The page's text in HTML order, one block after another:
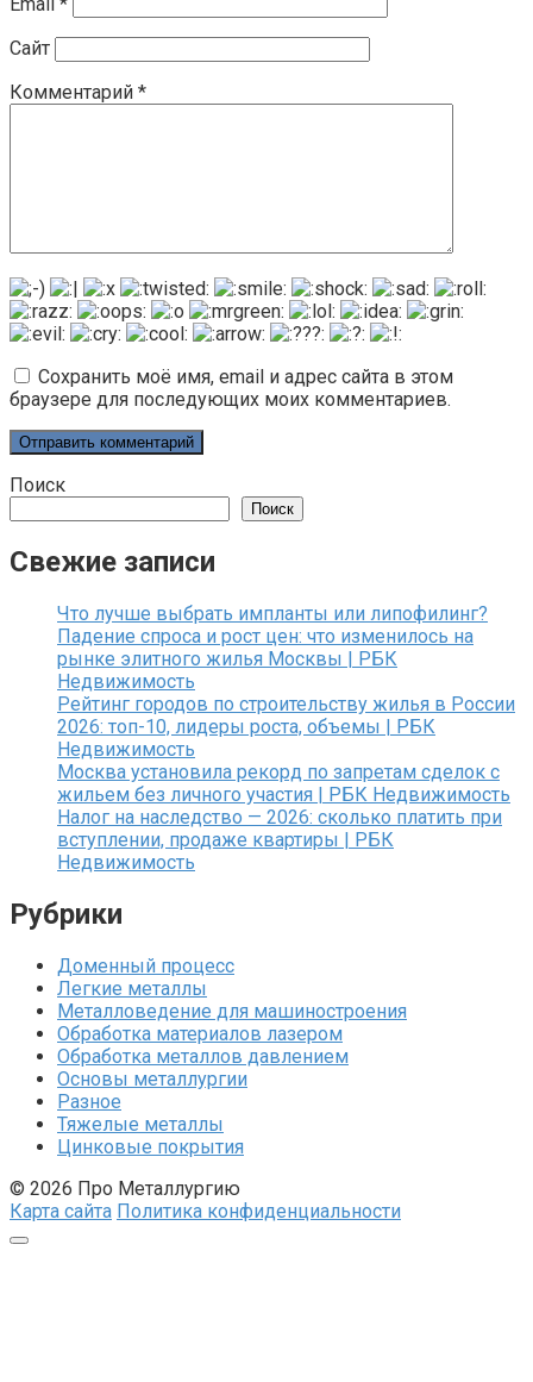
Сайт
Комментарий *
Сохранить моё имя, email и адрес сайта в этом
браузере для последующих моих комментариев.
Поиск
Поиск
Свежие записи
Что лучше выбрать импланты или липофилинг?
Падение спроса и рост цен: что изменилось на
рынке элитного жилья Москвы | РБК
Недвижимость
Рейтинг городов по строительству жилья в России
2026: топ-10, лидеры роста, объемы | РБК
Недвижимость
Москва установила рекорд по запретам сделок с
жильем без личного участия | РБК Недвижимость
Налог на наследство — 2026: сколько платить при
вступлении, продаже квартиры | РБК
Недвижимость
Рубрики
Доменный процесс
Легкие металлы
Металловедение для машиностроения
Обработка материалов лазером
Обработка металлов давлением
Основы металлургии
Разное
Тяжелые металлы
Цинковые покрытия
© 2026 Про Металлургию
Карта сайта Политика конфиденциальности